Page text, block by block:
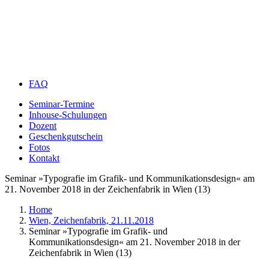
FAQ
Seminar-Termine
Inhouse-Schulungen
Dozent
Geschenkgutschein
Fotos
Kontakt
Seminar »Typografie im Grafik- und Kommunikationsdesign« am
21. November 2018 in der Zeichenfabrik in Wien (13)
Home
Wien, Zeichenfabrik, 21.11.2018
Seminar »Typografie im Grafik- und
Kommunikationsdesign« am 21. November 2018 in der
Zeichenfabrik in Wien (13)